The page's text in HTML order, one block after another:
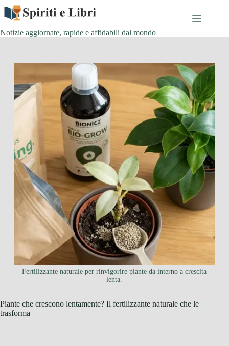
Salta
contenuto
Notizie aggiornate, rapide e affidabili dal mondo
Fertilizzante naturale per rinvigorire piante da interno a crescita
lenta.
Piante che crescono lentamente? Il fertilizzante naturale che le
trasforma